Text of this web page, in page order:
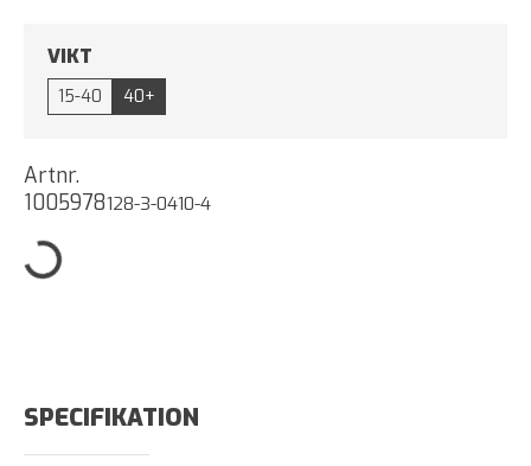
VIKT
15-40 40+
Artnr.
1005978128-3-0410-4
SPECIFIKATION